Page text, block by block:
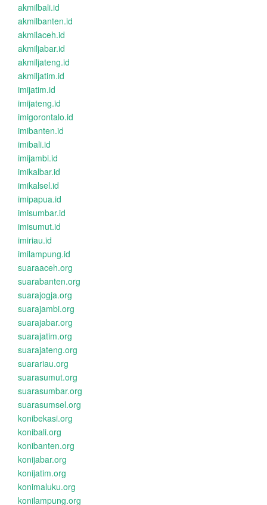
akmilbali.id
akmilbanten.id
akmilaceh.id
akmiljabar.id
akmiljateng.id
akmiljatim.id
imijatim.id
imijateng.id
imigorontalo.id
imibanten.id
imibali.id
imijambi.id
imikalbar.id
imikalsel.id
imipapua.id
imisumbar.id
imisumut.id
imiriau.id
imilampung.id
suaraaceh.org
suarabanten.org
suarajogja.org
suarajambi.org
suarajabar.org
suarajatim.org
suarajateng.org
suarariau.org
suarasumut.org
suarasumbar.org
suarasumsel.org
konibekasi.org
konibali.org
konibanten.org
konijabar.org
konijatim.org
konimaluku.org
konilampung.org